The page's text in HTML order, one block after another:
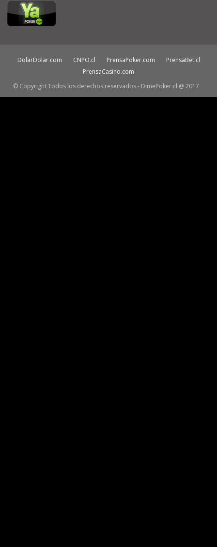
DolarDolar.com CNPO.cl PrensaPoker.com
PrensaBet.cl
PrensaCasino.com
© Copyright Todos los derechos reservados - DimePoker.cl @ 2017